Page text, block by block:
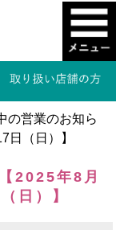
の営業のお知ら
日（日）】
2025年8月
日）】